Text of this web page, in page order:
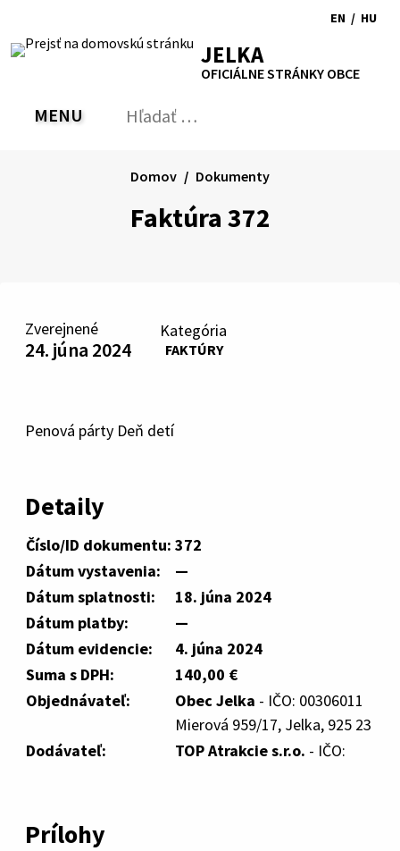
obsah
RSS MapaTlačiť
Zvýšiť
kontrast
písmapísma
EN
to
/ HU
JELKA
OFICIÁLNE STRÁNKY OBCE
PREPNÚŤ
MENU Hľadať:
Faktúra 372
Domov Dokumenty
Zverejnené
24. júna 2024
Kategória
FAKTÚRY
Penová párty Deň detí
Detaily
Číslo/ID dokumentu: 372
Dátum vystavenia:
—
Dátum splatnosti:
18. júna 2024
Dátum platby:
—
Dátum evidencie:
4. júna 2024
Suma s DPH:
140,00 €
Objednávateľ:
Obec Jelka - IČO: 00306011
Mierová 959/17, Jelka, 925 23
Dodávateľ:
TOP Atrakcie s.r.o. - IČO:
Prílohy